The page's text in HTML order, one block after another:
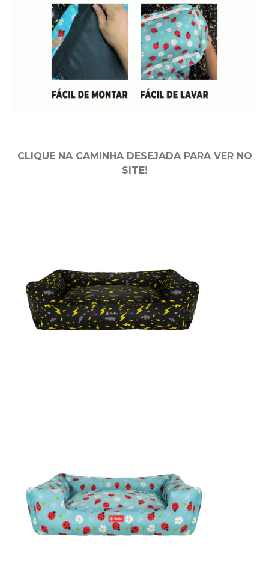
CLIQUE NA CAMINHA DESEJADA PARA VER NO
SITE!